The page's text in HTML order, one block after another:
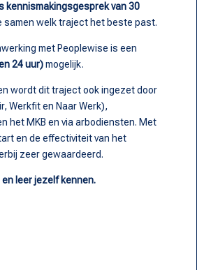
kennismakingsgesprek van 30
samen welk traject het beste past.
met Peoplewise is een
24 uur)mogelijk.
wordt dit traject ook ingezet door
Werkfit en Naar Werk),
het MKB en via arbodiensten. Met
en de effectiviteit van het
zeer gewaardeerd.
leer jezelf kennen.